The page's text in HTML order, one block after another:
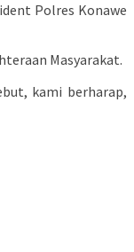
Polres Konawe
Masyarakat.
kami berharap,